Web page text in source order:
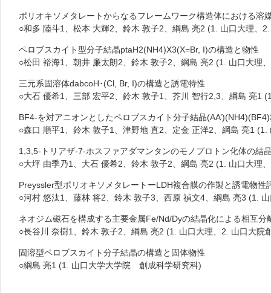
ポリオキソメタレートからなるフレームワーク構造体における溶
○和多 陸斗1、松本 大輝2、鈴木 敦子2、綱島 亮2 (1. 山口大理、
ペロブスカイト型分子結晶ptaH2(NH4)X3(X=Br, I)の構造と物性
○松田 裕海1、朝井 廉太朗2、鈴木 敦子2、綱島 亮2 (1. 山口大理
三元系固溶体dabcoH･(Cl, Br, I)の構造と誘電特性
○大石 優希1、三部 宏平2、鈴木 敦子1、芥川 智行2,3、綱島 亮1
BF4-を対アニオンとしたペロブスカイト分子結晶
○森口 順平1、鈴木 敦子1、津野地 直2、定金 正洋2、綱島 亮1
1,3,5-トリアザ-7-ホスファアダマンタンのモノプロトン化体の結
○大坪 由季乃1、大石 優希2、鈴木 敦子2、綱島 亮2 (1. 山口大理
Preyssler型ポリオキソメタレートーLDH複合膜の作製と誘電物性
○河村 悠汰1、藤林 将2、鈴木 敦子3、西原 禎文4、綱島 亮3 (1.
ネオジム磁石を構成する主要金属Fe/Nd/Dyの結晶化による相互分
○長谷川 奈樹1、鈴木 敦子2、綱島 亮2 (1. 山口大理、2. 山口大院
固溶型ペロブスカイト分子結晶の構造と固体物性
○綱島 亮1 (1. 山口大学大学院 創成科学研究科)